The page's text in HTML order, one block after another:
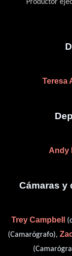
Productor
Teresa
Andy
Cámaras y
Trey Campbell
(Camarógrafo),